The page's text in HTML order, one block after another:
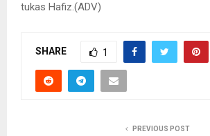
tukas Hafiz.(ADV)
SHARE 1
PREVIOUS POST